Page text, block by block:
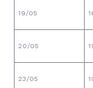
19/05
20/05
23/05